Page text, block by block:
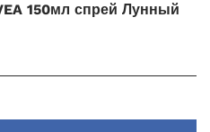
150мл спрей Лунный